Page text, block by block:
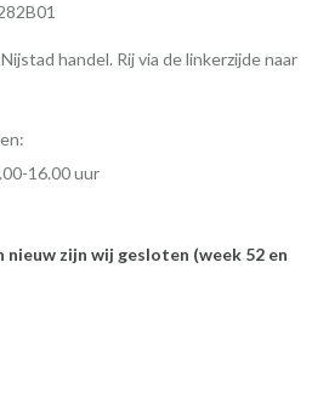
handel. Rij via de linkerzijde naar
16.00 uur
nieuw zijn wij gesloten (week 52 en